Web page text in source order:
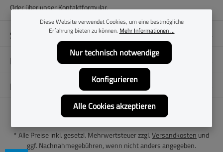
Oder über unserKontaktformular.
Shop-Service
Filialen
Folge uns
* Alle Preise inkl. gesetzl. Mehrwertsteuer zzgl.Versandkosten und
ggf. Nachnahmegebühren, wenn nicht anders angegeben.
Diese Website verwendet Cookies, um eine bestmögliche
Erfahrung bieten zu können. Mehr Informationen ...
Nur technisch notwendige
Konfigurieren
Alle Cookies akzeptieren